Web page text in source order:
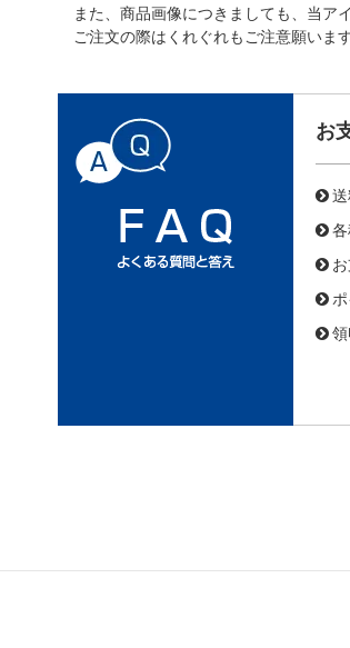
また、商品画像につきましても、当ア
ご注文の際はくれぐれもご注意願いま
お